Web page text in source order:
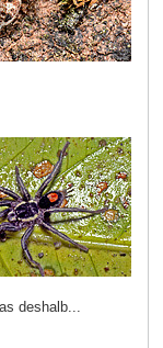
deshalb...